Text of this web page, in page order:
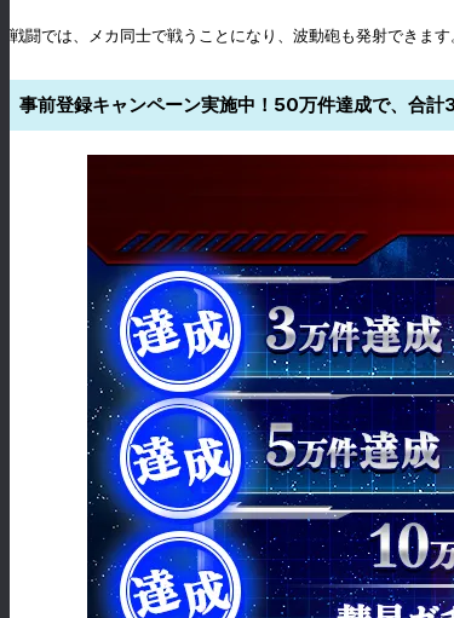
戦闘では、メカ同士で戦うことになり、波動砲も発射できま
事前登録キャンペーン実施中！50万件達成で、合計